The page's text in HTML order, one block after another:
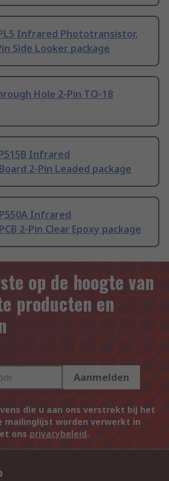
Infrared Phototransistor,
Side Looker package
Hole 2-Pin TO-18
Infrared
2-Pin Leaded package
Infrared
2-Pin Clear Epoxy package
op de hoogte van
producten en
Aanmelden
die u aan ons verstrekt bij het
mailinglijst worden verwerkt in
ons privacybeleid.